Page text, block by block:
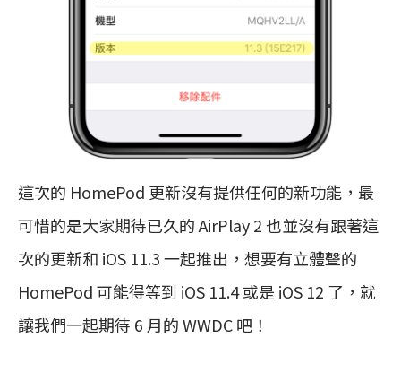
這次的 HomePod 更新沒有提供任何的新功能，最
可惜的是大家期待已久的 AirPlay 2 也並沒有跟著這
次的更新和 iOS 11.3 一起推出，想要有立體聲的
HomePod 可能得等到 iOS 11.4 或是 iOS 12 了，就
讓我們一起期待 6 月的 WWDC 吧！